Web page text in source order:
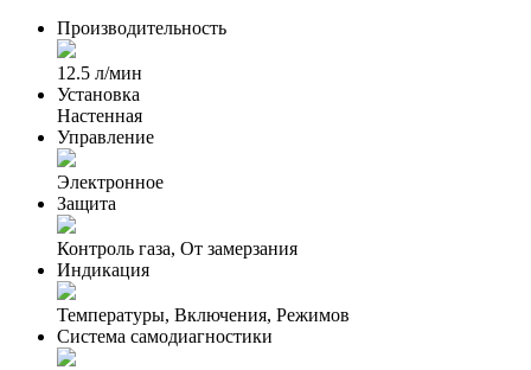
Производительность
12.5 л/мин
Установка
Настенная
Управление
Электронное
Защита
Контроль газа, От замерзания
Индикация
Температуры, Включения, Режимов
Система самодиагностики